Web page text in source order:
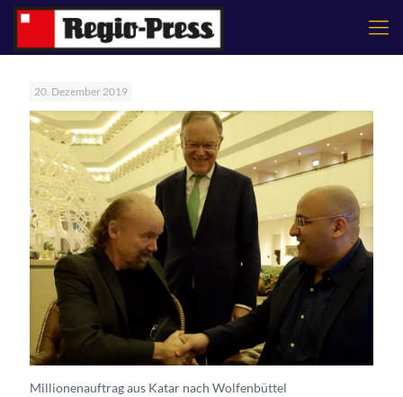
20. Dezember 2019
Millionenauftrag aus Katar nach Wolfenbüttel